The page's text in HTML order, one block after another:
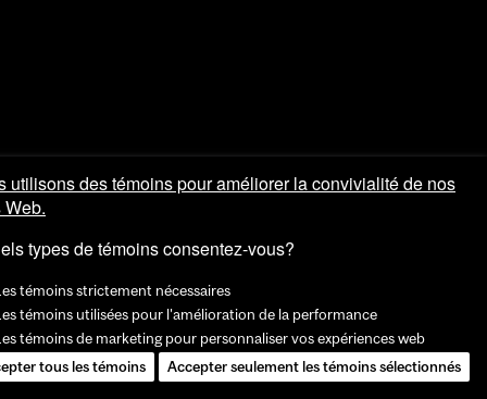
utilisons des témoins pour améliorer la convivialité de nos
types de témoins consentez-vous?
témoins strictement nécessaires
témoins utilisées pour l'amélioration de la performance
témoins de marketing pour personnaliser vos expériences web
tous les témoins
Accepter seulement les témoins sélectionnés